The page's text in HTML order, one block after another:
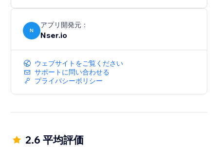
N
アプリ開発元：
Nser.io
ウェブサイトをご覧ください
サポートに問い合わせる
プライバシーポリシー
2.6 平均評価